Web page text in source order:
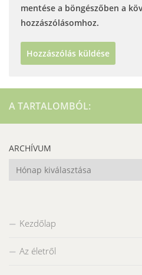
mentése a böngészőben a
hozzászólásomhoz.
A TARTALOMBÓL:
ARCHÍVUM
Archívum
Kezdőlap
Az életről